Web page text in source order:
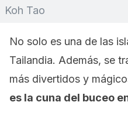
Koh Tao
No solo es una de las
Tailandia. Además, se
más divertidos y
es la cuna del buceo